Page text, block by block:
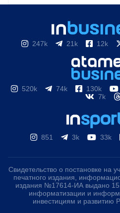
247k 21k 12k
520k 74k 130k
7k
851 3k 33k
Свидетельство о постановке на
печатного издания,
издания №17614-ИА выдано
информатизации и
инвестициям и развитию